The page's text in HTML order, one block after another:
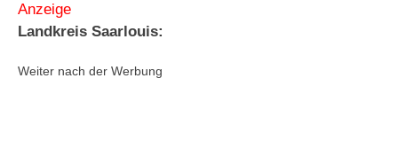
Anzeige
Landkreis Saarlouis:
Weiter nach der Werbung